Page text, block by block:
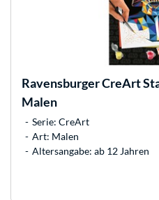
RavensburgerCreArt
Malen
Serie: CreArt
Art: Malen
Altersangabe: ab 12 Jahren